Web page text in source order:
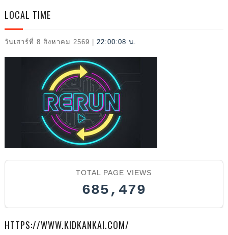
2026
LOCAL TIME
วันเสาร์ที่ 8 สิงหาคม 2569 22:00:09 น.
TOTAL PAGE VIEWS
685,479
HTTPS://WWW.KIDKANKAI.COM/